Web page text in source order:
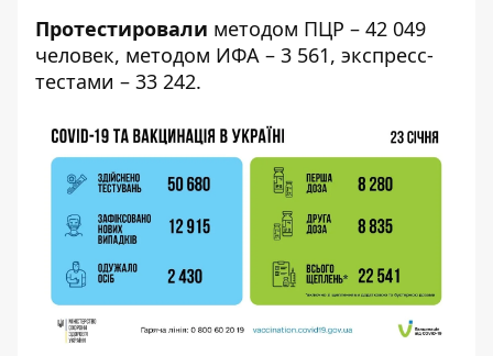
Протестировали методом ПЦР – 42 049
человек, методом ИФА – 3 561, экспресс-
тестами – 33 242.